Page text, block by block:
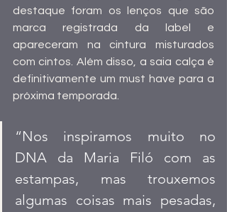
destaque foram os lenços que são
marca registrada da label e
apareceram na cintura misturados
com cintos. Além disso, a saia calça é
definitivamente um must have para a
próxima temporada.
“Nos inspiramos muito no
DNA da Maria Filó com as
estampas, mas trouxemos
algumas coisas mais pesadas,